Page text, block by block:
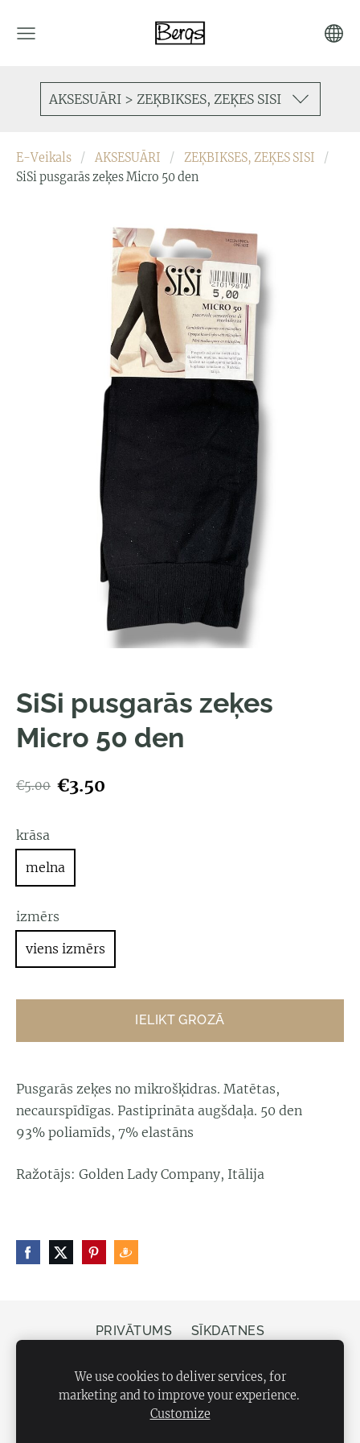
AKSESUĀRI > ZEĶBIKSES, ZEĶES SISI
E-Veikals AKSESUĀRI
ZEĶBIKSES, ZEĶES SISI
SiSi pusgarās zeķes Micro 50 den
SiSi pusgarās zeķes
Micro 50 den
€5.00 €3.50
krāsa
melna
izmērs
viens izmērs
IELIKT GROZĀ
Pusgarās zeķes no mikrošķidras. Matētas,
necaurspīdīgas. Pastiprināta augšdaļa. 50 den
93% poliamīds, 7% elastāns
Ražotājs: Golden Lady Company, Itālija
PRIVĀTUMS SĪKDATNES
Veikals Bergs, Elizabetes iela 20, Rīga, LV-1050
We use cookies to deliver services, for
marketing and to improve your experience.
Customize